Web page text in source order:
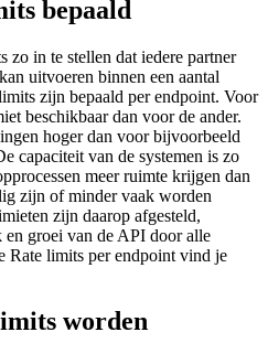
bepaald
zo in te stellen dat iedere partner
uitvoeren binnen een aantal
zijn bepaald per endpoint. Voor
beschikbaar dan voor de ander.
hoger dan voor bijvoorbeeld
capaciteit van de systemen is zo
meer ruimte krijgen dan
zijn of minder vaak worden
zijn daarop afgesteld,
en groei van de API door alle
Rate limits per endpoint vind je
worden